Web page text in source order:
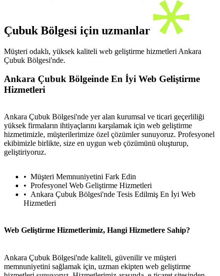
Çubuk Bölgesi için uzmanlar
Müşteri odaklı, yüksek kaliteli web geliştirme hizmetleri Ankara
Çubuk Bölgesi'nde.
Ankara Çubuk Bölgeinde En İyi Web Geliştirme
Hizmetleri
Ankara Çubuk Bölgesi'nde yer alan kurumsal ve ticari geçerliliği
yüksek firmaların ihtiyaçlarını karşılamak için web geliştirme
hizmetimizle, müşterilerimize özel çözümler sunuyoruz. Profesyonel
ekibimizle birlikte, size en uygun web çözümünü oluşturup,
geliştiriyoruz.
Müşteri Memnuniyetini Fark Edin
Profesyonel Web Geliştirme Hizmetleri
Ankara Çubuk Bölgesi'nde Tesis Edilmiş En İyi Web
Hizmetleri
Web Geliştirme Hizmetlerimiz, Hangi Hizmetlere Sahip?
Ankara Çubuk Bölgesi'nde kaliteli, güvenilir ve müşteri
memnuniyetini sağlamak için, uzman ekipten web geliştirme